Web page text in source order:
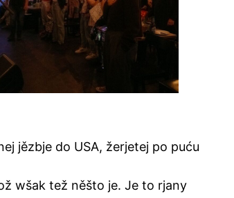
jězbje do USA, žerjetej po puću
wšak tež něšto je. Je to rjany